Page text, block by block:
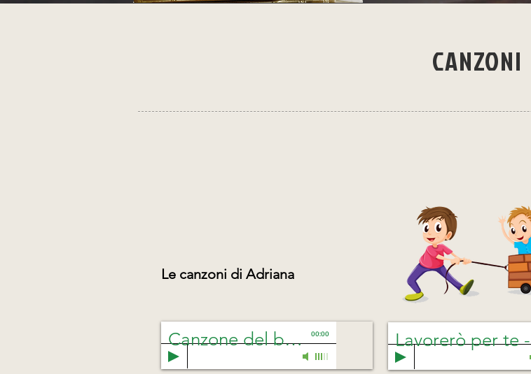
CANZONI
Le canzoni di Adriana
Canzone del buongiorno 00:00 Lavorerò per te-